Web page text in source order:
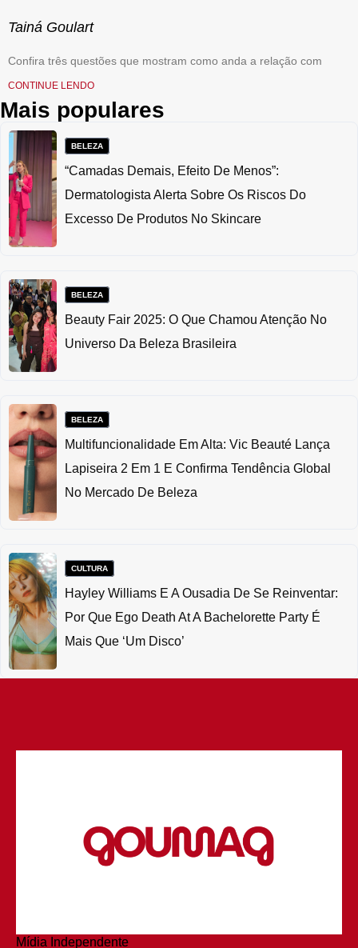
Tainá Goulart
Confira três questões que mostram como anda a relação com
CONTINUE LENDO
Mais populares
BELEZA
“Camadas Demais, Efeito De Menos”:
Dermatologista Alerta Sobre Os Riscos Do
Excesso De Produtos No Skincare
BELEZA
Beauty Fair 2025: O Que Chamou Atenção No
Universo Da Beleza Brasileira
BELEZA
Multifuncionalidade Em Alta: Vic Beauté Lança
Lapiseira 2 Em 1 E Confirma Tendência Global
No Mercado De Beleza
CULTURA
Hayley Williams E A Ousadia De Se Reinventar:
Por Que Ego Death At A Bachelorette Party É
Mais Que ‘um Disco’
Mídia Independente